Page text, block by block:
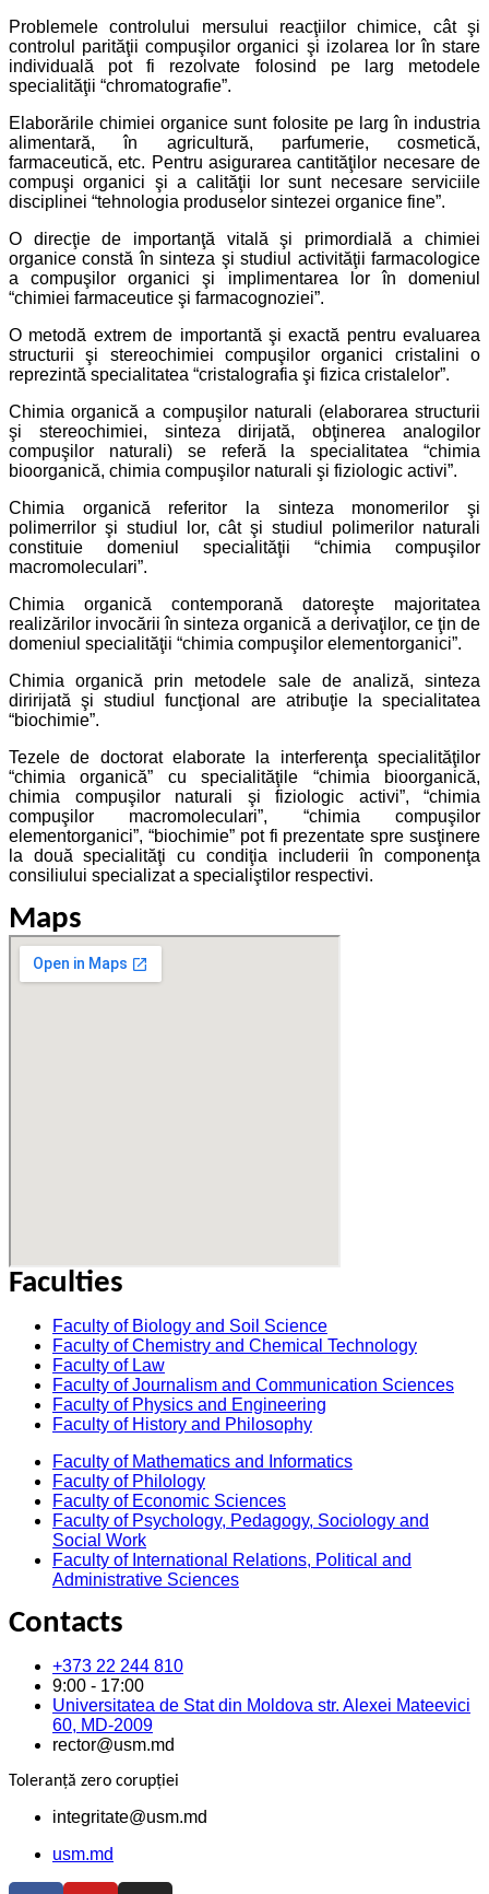
Problemele controlului mersului reacţiilor chimice, cât şi
controlul parităţii compuşilor organici şi izolarea lor în stare
individuală pot fi rezolvate folosind pe larg metodele
specialităţii “chromatografie”.
Elaborările chimiei organice sunt folosite pe larg în industria
alimentară, în agricultură, parfumerie, cosmetică,
farmaceutică, etc. Pentru asigurarea cantităţilor necesare de
compuşi organici şi a calităţii lor sunt necesare serviciile
disciplinei “tehnologia produselor sintezei organice fine”.
O direcţie de importanţă vitală şi primordială a chimiei
organice constă în sinteza şi studiul activităţii farmacologice
a compuşilor organici şi implimentarea lor în domeniul
“chimiei farmaceutice şi farmacognoziei”.
O metodă extrem de importantă şi exactă pentru evaluarea
structurii şi stereochimiei compuşilor organici cristalini o
reprezintă specialitatea “cristalografia şi fizica cristalelor”.
Chimia organică a compuşilor naturali (elaborarea structurii
şi stereochimiei, sinteza dirijată, obţinerea analogilor
compuşilor naturali) se referă la specialitatea “chimia
bioorganică, chimia compuşilor naturali şi fiziologic activi”.
Chimia organică referitor la sinteza monomerilor şi
polimerrilor şi studiul lor, cât şi studiul polimerilor naturali
constituie domeniul specialităţii “chimia compuşilor
macromoleculari”.
Chimia organică contemporană datoreşte majoritatea
realizărilor invocării în sinteza organică a derivaţilor, ce ţin de
domeniul specialităţii “chimia compuşilor elementorganici”.
Chimia organică prin metodele sale de analiză, sinteza
diririjată şi studiul funcţional are atribuţie la specialitatea
“biochimie”.
Tezele de doctorat elaborate la interferenţa specialităţilor
“chimia organică” cu specialităţile “chimia bioorganică,
chimia compuşilor naturali şi fiziologic activi”, “chimia
compuşilor macromoleculari”, “chimia compuşilor
elementorganici”, “biochimie” pot fi prezentate spre susţinere
la două specialităţi cu condiţia includerii în componenţa
consiliului specializat a specialiştilor respectivi.
Maps
Faculties
Faculty of Biology and Soil Science
Faculty of Chemistry and Chemical Technology
Faculty of Law
Faculty of Journalism and Communication Sciences
Faculty of Physics and Engineering
Faculty of History and Philosophy
Faculty of Mathematics and Informatics
Faculty of Philology
Faculty of Economic Sciences
Faculty of Psychology, Pedagogy, Sociology and
Social Work
Faculty of International Relations, Political and
Administrative Sciences
Contacts
+373 22 244 810
9:00 - 17:00
Universitatea de Stat din Moldova str. Alexei Mateevici
60, MD-2009
rector@usm.md
Toleranță zero corupției
integritate@usm.md
usm.md